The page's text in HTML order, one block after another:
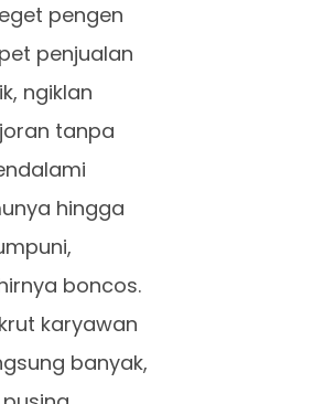
pengen
penjualan
ngiklan
tanpa
hingga
boncos.
karyawan
banyak,